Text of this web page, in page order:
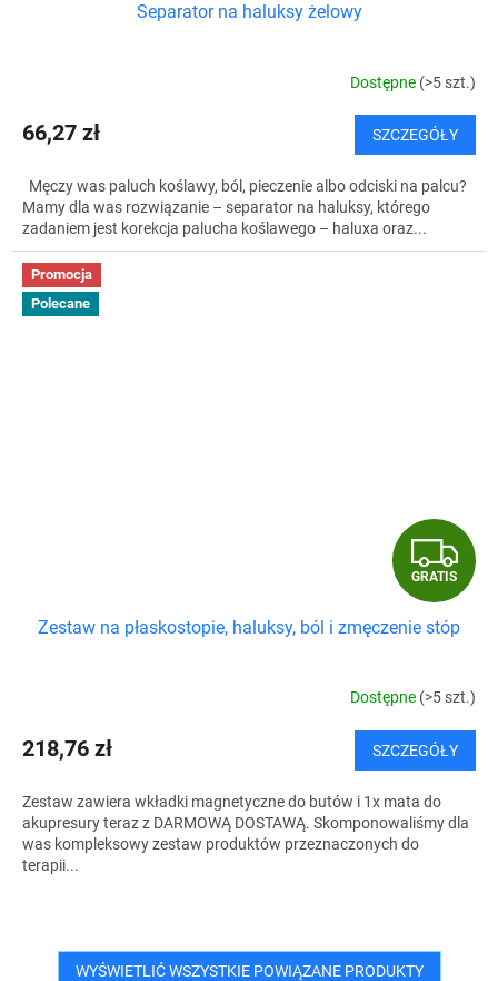
Separator na haluksy żelowy
Dostępne (>5 szt.)
66,27 zł SZCZEGÓŁY
Męczy was paluch koślawy, ból, pieczenie albo odciski na palcu?
Mamy dla was rozwiązanie – separator na haluksy, którego
zadaniem jest korekcja palucha koślawego – haluxa oraz...
Promocja
Polecane
G
R
A
T
I
S
GRATIS
Zestaw na płaskostopie, haluksy, ból i zmęczenie stóp
Dostępne (>5 szt.)
218,76 zł SZCZEGÓŁY
Zestaw zawiera wkładki magnetyczne do butów i 1x mata do
akupresury teraz z DARMOWĄ DOSTAWĄ. Skomponowaliśmy dla
was kompleksowy zestaw produktów przeznaczonych do
terapii...
WYŚWIETLIĆ WSZYSTKIE POWIĄZANE PRODUKTY